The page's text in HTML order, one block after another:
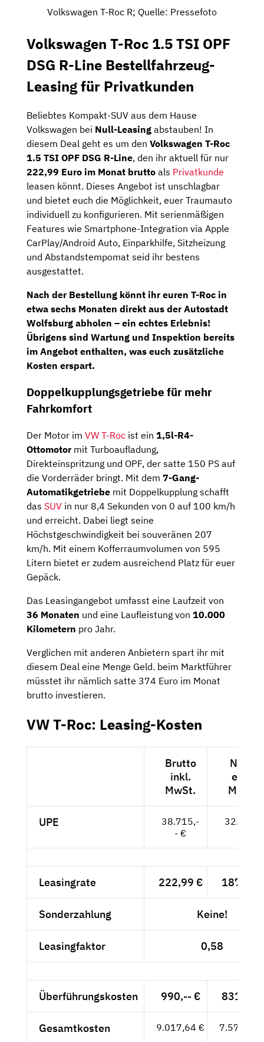
Volkswagen T-Roc R; Quelle: Pressefoto
Volkswagen T-Roc 1.5 TSI OPF
DSG R-Line Bestellfahrzeug-
Leasing für Privatkunden
Beliebtes Kompakt-SUV aus dem Hause
Volkswagen bei Null-Leasing abstauben! In
diesem Deal geht es um den Volkswagen T-Roc
1.5 TSI OPF DSG R-Line, den ihr aktuell für nur
222,99 Euro im Monat brutto als Privatkunde
leasen könnt. Dieses Angebot ist unschlagbar
und bietet euch die Möglichkeit, euer Traumauto
individuell zu konfigurieren. Mit serienmäßigen
Features wie Smartphone-Integration via Apple
CarPlay/Android Auto, Einparkhilfe, Sitzheizung
und Abstandstempomat seid ihr bestens
ausgestattet.
Nach der Bestellung könnt ihr euren T-Roc in
etwa sechs Monaten direkt aus der Autostadt
Wolfsburg abholen – ein echtes Erlebnis!
Übrigens sind Wartung und Inspektion bereits
im Angebot enthalten, was euch zusätzliche
Kosten erspart.
Doppelkupplungsgetriebe für mehr
Fahrkomfort
Der Motor im VW T-Roc ist ein 1,5l-R4-
Ottomotormit Turboaufladung,
Direkteinspritzung und OPF, der satte 150 PS auf
die Vorderräder bringt. Mit dem 7-Gang-
Automatikgetriebe mit Doppelkupplung schafft
das SUV in nur 8,4 Sekunden von 0 auf 100 km/h
und erreicht. Dabei liegt seine
Höchstgeschwindigkeit bei souveränen 207
km/h. Mit einem Kofferraumvolumen von 595
Litern bietet er zudem ausreichend Platz für euer
Gepäck.
Das Leasingangebot umfasst eine Laufzeit von
36 Monaten und eine Laufleistung von 10.000
Kilometern pro Jahr.
Verglichen mit anderen Anbietern spart ihr mit
diesem Deal eine Menge Geld. beim Marktführer
müsstet ihr nämlich satte 374 Euro im Monat
brutto investieren.
VW T-Roc: Leasing-Kosten
Brutto
inkl.
MwSt.
Netto
exkl.
MwSt.
UPE
38.715,-
- €
32.534,-
Leasingrate 222,99 € 187,39
Sonderzahlung Keine!
Leasingfaktor 0,58
Überführungskosten 990,-- € 831,93
Gesamtkosten 9.017,64 € 7.577,85